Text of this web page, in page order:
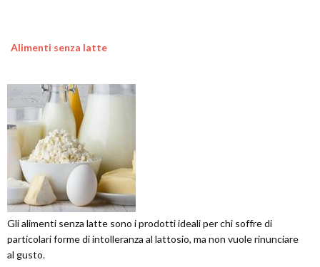
Alimenti senza latte
Gli alimenti senza latte sono i prodotti ideali per chi soffre di
particolari forme di intolleranza al lattosio, ma non vuole rinunciare
al gusto.